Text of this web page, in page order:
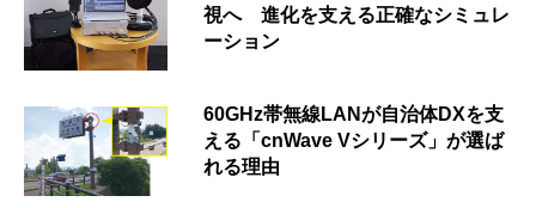
視へ 進化を支える正確なシミュレ
ーション
60GHz帯無線LANが自治体DXを支
える「cnWave Vシリーズ」が選ば
れる理由